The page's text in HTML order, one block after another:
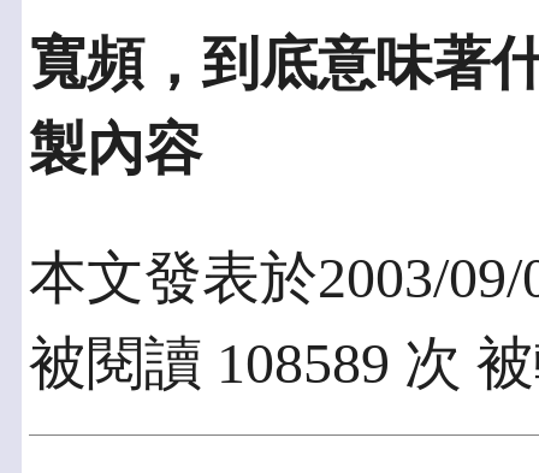
寬頻，到底意味著
製內容
本文發表於2003/09/
被閱讀 108589 次